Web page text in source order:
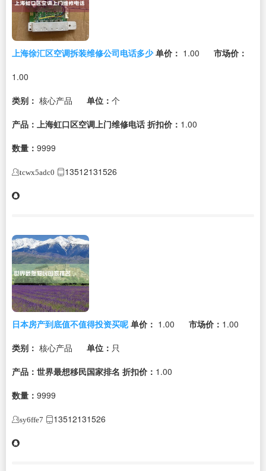
上海徐汇区空调拆装维修公司电话多少 单价： 1.00
市场价：
1.00
类别： 核心产品 单位： 个
产品：上海虹口区空调上门维修电话 折扣价： 1.00
数量： 9999
tcwx5adc0 13512131526
日本房产到底值不值得投资买呢 单价： 1.00 市场价： 1.00
类别： 核心产品 单位： 只
产品：世界最想移民国家排名 折扣价： 1.00
数量： 9999
sy6ffe7 13512131526